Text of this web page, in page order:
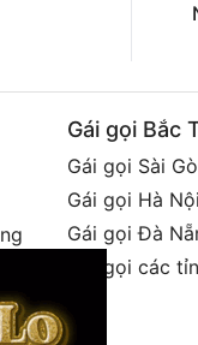
Gái gọi Bắc
Gái gọi Sài
Gái gọi Hà Nội
Gái gọi Đà
Gái gọi các